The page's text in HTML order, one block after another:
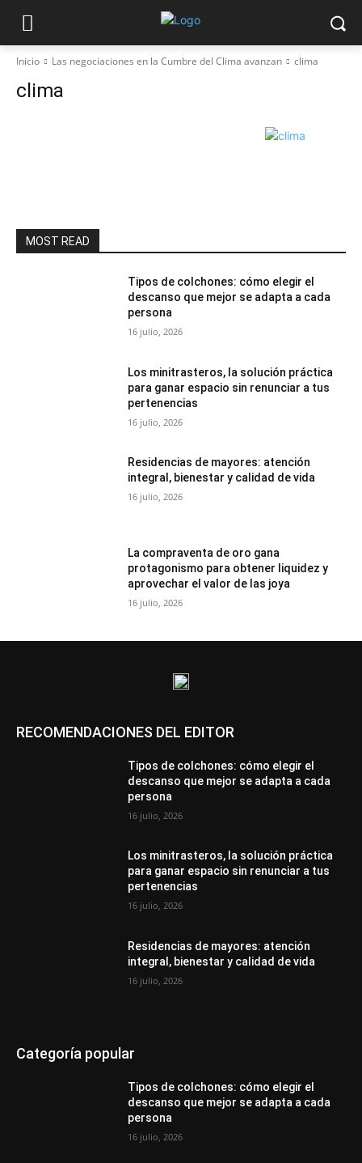
Inicio Las negociaciones en la Cumbre del Clima avanzan clima
clima
MOST READ
Tipos de colchones: cómo elegir el
descanso que mejor se adapta a cada
persona
16 julio, 2026
Los minitrasteros, la solución práctica
para ganar espacio sin renunciar a tus
pertenencias
16 julio, 2026
Residencias de mayores: atención
integral, bienestar y calidad de vida
16 julio, 2026
La compraventa de oro gana
protagonismo para obtener liquidez y
aprovechar el valor de las joya
16 julio, 2026
RECOMENDACIONES DEL EDITOR
Tipos de colchones: cómo elegir el
descanso que mejor se adapta a cada
persona
16 julio, 2026
Los minitrasteros, la solución práctica
para ganar espacio sin renunciar a tus
pertenencias
16 julio, 2026
Residencias de mayores: atención
integral, bienestar y calidad de vida
16 julio, 2026
Categoría popular
Tipos de colchones: cómo elegir el
descanso que mejor se adapta a cada
persona
16 julio, 2026